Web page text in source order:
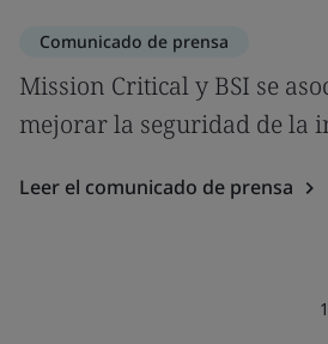
Comunicado de prensa
Mission Critical y BSI se
mejorar la seguridad de la
Leer el comunicado de prensa
1